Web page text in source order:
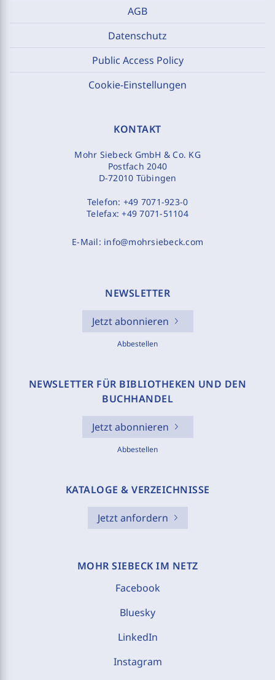
AGB
Datenschutz
Public Access Policy
Cookie-Einstellungen
KONTAKT
Mohr Siebeck GmbH & Co. KG
Postfach 2040
D-72010 Tübingen
Telefon: +49 7071-923-0
Telefax:+49 7071-51104
E-Mail: info@mohrsiebeck.com
NEWSLETTER
Jetzt abonnieren
Abbestellen
NEWSLETTER FÜR BIBLIOTHEKEN UND DEN
BUCHHANDEL
Jetzt abonnieren
Abbestellen
KATALOGE & VERZEICHNISSE
Jetzt anfordern
MOHR SIEBECK IM NETZ
Facebook
Bluesky
LinkedIn
Instagram